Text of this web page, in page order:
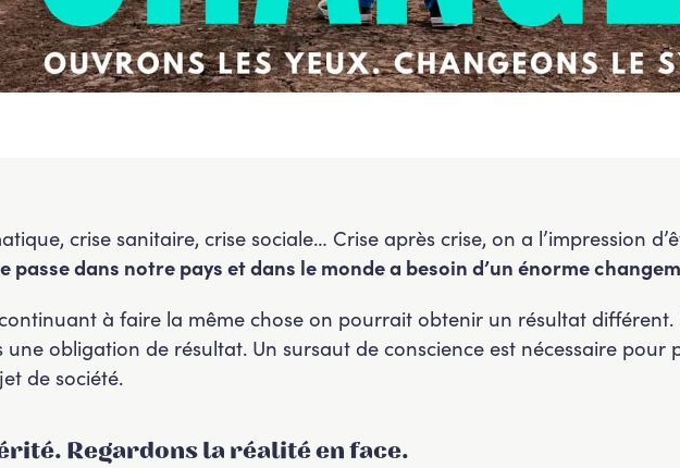
crise sanitaire, crise sociale… Crise après crise, on a l’impression
passe dans notre pays et dans le monde a besoin d’un énorme
à faire la même chose on pourrait obtenir un résultat
obligation de résultat. Un sursaut de conscience est nécessaire pour
de société.
Regardons la réalité en face.